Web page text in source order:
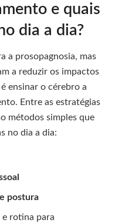
e quais
dia a dia?
a prosopagnosia, mas
a reduzir os impactos
ensinar o cérebro a
Entre as estratégias
métodos simples que
no dia a dia:
postura
rotina para